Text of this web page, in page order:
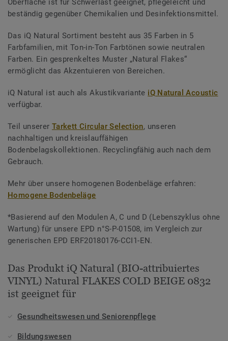
Oberfläche ist für Schwerlast geeignet, pflegeleicht und
beständig gegenüber Chemikalien und Desinfektionsmittel.
Das iQ Natural Sortiment besteht aus 35 Farben in 5
Farbfamilien, mit Ton-in-Ton Farbtönen sowie neutralen
Farben. Ein gesprenkeltes Muster „Natural Flakes“
ermöglicht das Akzentuieren von Bereichen.
iQ Natural ist auch als Akustikvariante iQ Natural Acoustic
verfügbar.
Teil unserer Tarkett Circular Selection, unseren
nachhaltigen und kreislauffähigen
Bodenbelagskollektionen. Recyclingfähig auch nach dem
Gebrauch.
Mehr über unsere homogenen Bodenbeläge erfahren:
Homogene Bodenbeläge
*Basierend auf den Modulen A, C und D (Lebenszyklus ohne
Wartung) für unsere EPD n°S-P-01508, im Vergleich zur
generischen EPD ERF20180176-CCI1-EN.
Das Produkt iQ Natural (BIO-attribuiertes
VINYL) Natural FLAKES COLD BEIGE 0832
ist geeignet für
Gesundheitswesen und Seniorenpflege
Bildungswesen